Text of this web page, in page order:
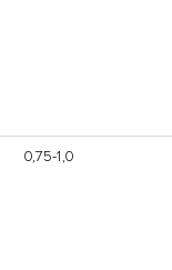
0,75-1,0